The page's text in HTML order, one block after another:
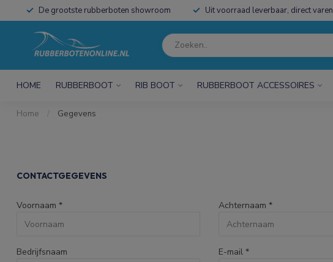
De grootste rubberboten showroom Uit voorraad leverbaar, direct varen
HOME RUBBERBOOT RIB BOOT RUBBERBOOT ACCESSOIRES
Home / Gegevens
CONTACTGEGEVENS
Voornaam * Achternaam *
Bedrijfsnaam E-mail *